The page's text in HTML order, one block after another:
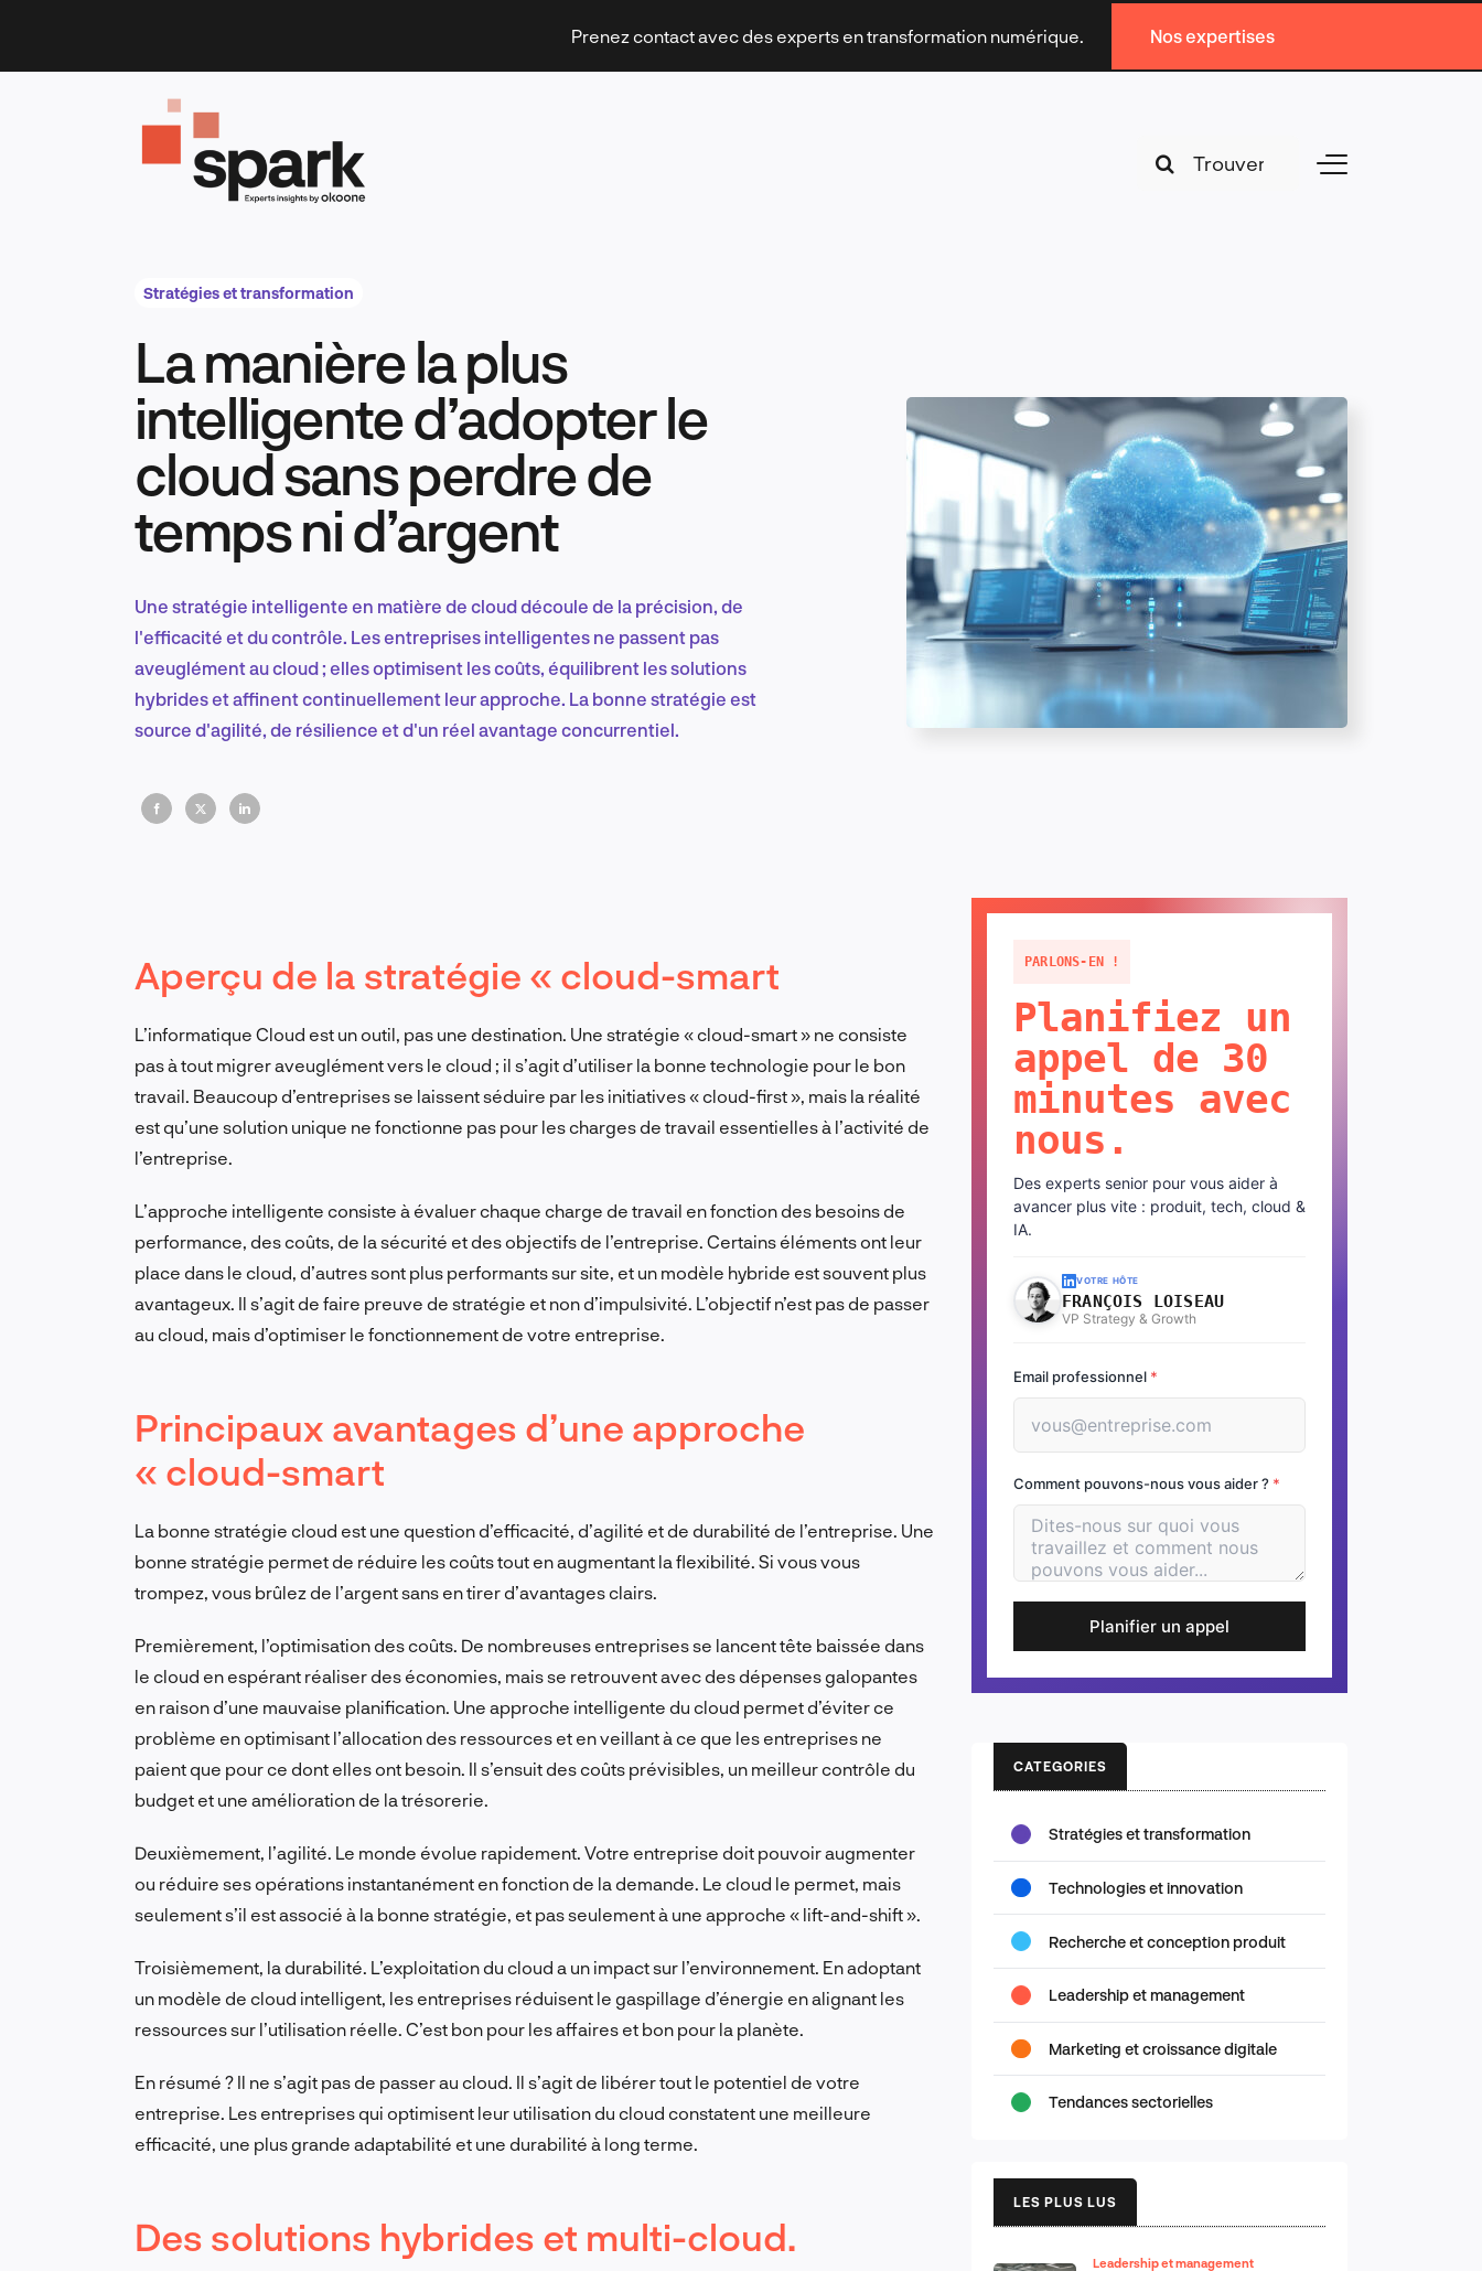
content
Prenez contact avec des experts en transformation numérique. Nos expertises
Toggle
Leadership et management
Recherche et conception produit
Stratégies et transformation
La manière la plus
intelligente d’adopter le
cloud sans perdre de
temps ni d’argent
Une stratégie intelligente en matière de cloud découle de la précision, de
l'efficacité et du contrôle. Les entreprises intelligentes ne passent pas
aveuglément au cloud ; elles optimisent les coûts, équilibrent les solutions
hybrides et affinent continuellement leur approche. La bonne stratégie est
source d'agilité, de résilience et d'un réel avantage concurrentiel.
Aperçu de la stratégie « cloud-smart
L’informatique Cloud est un outil, pas une destination. Une stratégie « cloud-smart » ne consiste
pas à tout migrer aveuglément vers le cloud ; il s’agit d’utiliser la bonne technologie pour le bon
travail. Beaucoup d’entreprises se laissent séduire par les initiatives « cloud-first », mais la réalité
est qu’une solution unique ne fonctionne pas pour les charges de travail essentielles à l’activité de
l’entreprise.
L’approche intelligente consiste à évaluer chaque charge de travail en fonction des besoins de
performance, des coûts, de la sécurité et des objectifs de l’entreprise. Certains éléments ont leur
place dans le cloud, d’autres sont plus performants sur site, et un modèle hybride est souvent plus
avantageux. Il s’agit de faire preuve de stratégie et non d’impulsivité. L’objectif n’est pas de passer
au cloud, mais d’optimiser le fonctionnement de votre entreprise.
Principaux avantages d’une approche
« cloud-smart
La bonne stratégie cloud est une question d’efficacité, d’agilité et de durabilité de l’entreprise. Une
bonne stratégie permet de réduire les coûts tout en augmentant la flexibilité. Si vous vous
trompez, vous brûlez de l’argent sans en tirer d’avantages clairs.
Premièrement, l’optimisation des coûts. De nombreuses entreprises se lancent tête baissée dans
le cloud en espérant réaliser des économies, mais se retrouvent avec des dépenses galopantes
en raison d’une mauvaise planification. Une approche intelligente du cloud permet d’éviter ce
problème en optimisant l’allocation des ressources et en veillant à ce que les entreprises ne
paient que pour ce dont elles ont besoin. Il s’ensuit des coûts prévisibles, un meilleur contrôle du
budget et une amélioration de la trésorerie.
Deuxièmement, l’agilité. Le monde évolue rapidement. Votre entreprise doit pouvoir augmenter
ou réduire ses opérations instantanément en fonction de la demande. Le cloud le permet, mais
seulement s’il est associé à la bonne stratégie, et pas seulement à une approche « lift-and-shift ».
Troisièmement, la durabilité. L’exploitation du cloud a un impact sur l’environnement. En adoptant
un modèle de cloud intelligent, les entreprises réduisent le gaspillage d’énergie en alignant les
ressources sur l’utilisation réelle. C’est bon pour les affaires et bon pour la planète.
En résumé ? Il ne s’agit pas de passer au cloud. Il s’agit de libérer tout le potentiel de votre
entreprise. Les entreprises qui optimisent leur utilisation du cloud constatent une meilleure
efficacité, une plus grande adaptabilité et une durabilité à long terme.
Des solutions hybrides et multi-cloud.
PARLONS-EN !
Planifiez un
appel de 30
minutes avec
nous.
Des experts senior pour vous aider à
avancer plus vite : produit, tech, cloud &
IA.
VOTRE HÔTE
FRANÇOIS LOISEAU
VP Strategy & Growth
Email professionnel *
Comment pouvons-nous vous aider ? *
Planifier un appel
CATEGORIES
Stratégies et transformation
Technologies et innovation
Recherche et conception produit
Leadership et management
Marketing et croissance digitale
Tendances sectorielles
LES PLUS LUS
Leadership et management